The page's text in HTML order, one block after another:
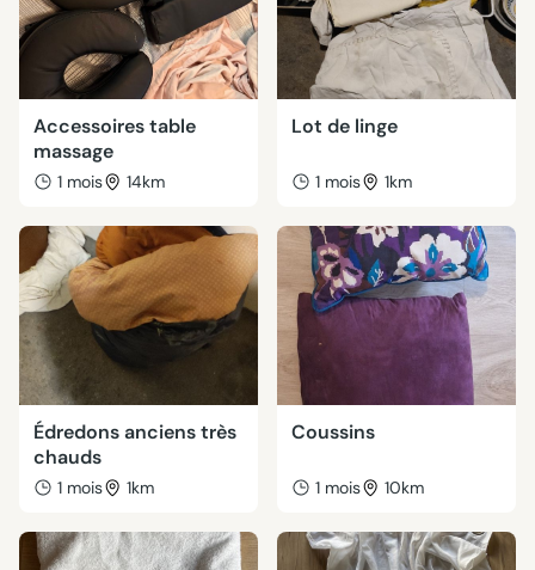
Accessoires table
massage
1 mois 14km
Lot de linge
1 mois 1km
Édredons anciens très
chauds
1 mois 1km
Coussins
1 mois 10km